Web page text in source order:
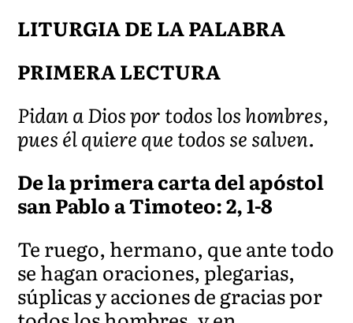
LITURGIA DE LA PALABRA
PRIMERA LECTURA
Pidan a Dios por todos los hombres,
pues él quiere que todos se salven.
De la primera carta del apóstol
san Pablo a Timoteo: 2, 1-8
Te ruego, hermano, que ante todo
se hagan oraciones, plegarias,
súplicas y acciones de gracias por